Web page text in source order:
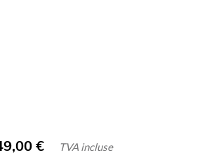
€ TVA incluse